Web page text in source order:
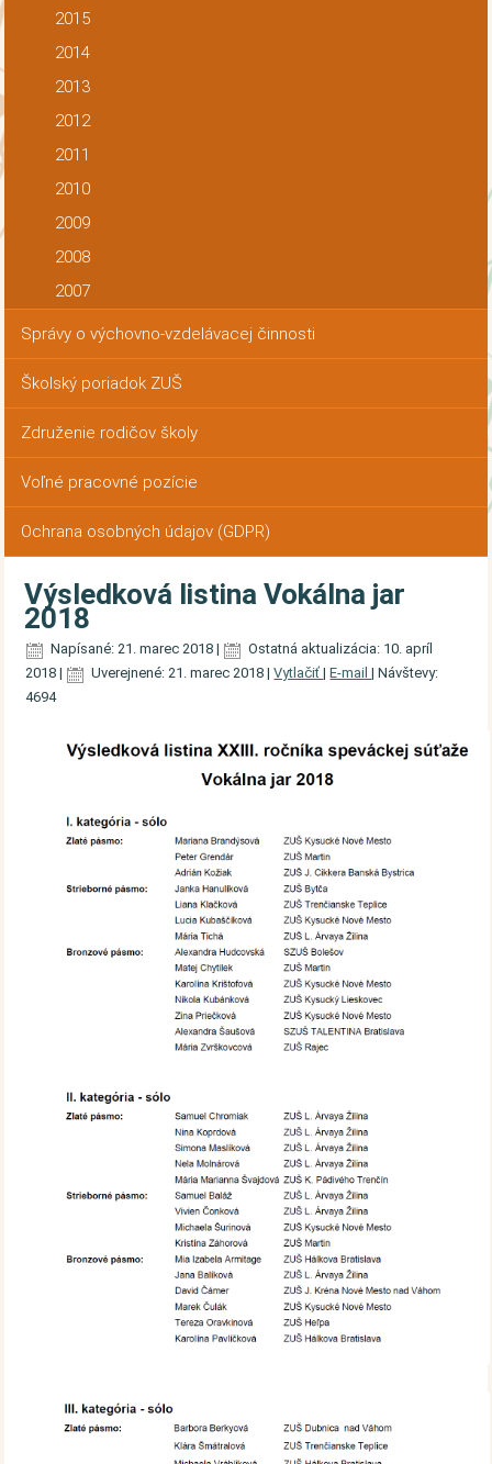
2015
2014
2013
2012
2011
2010
2009
2008
2007
Správy o výchovno-vzdelávacej činnosti
Školský poriadok ZUŠ
Združenie rodičov školy
Voľné pracovné pozície
Ochrana osobných údajov (GDPR)
Výsledková listina Vokálna jar
2018
Napísané: 21. marec 2018 |
Ostatná aktualizácia: 10. apríl
2018 | Uverejnené: 21. marec 2018 |Vytlačiť|E-mail|Návštevy:
4694